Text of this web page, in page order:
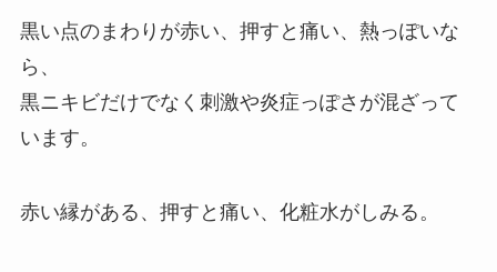
黒い点のまわりが赤い、押すと痛い、熱っぽいな
ら、
黒ニキビだけでなく刺激や炎症っぽさが混ざって
います。
赤い縁がある、押すと痛い、化粧水がしみる。